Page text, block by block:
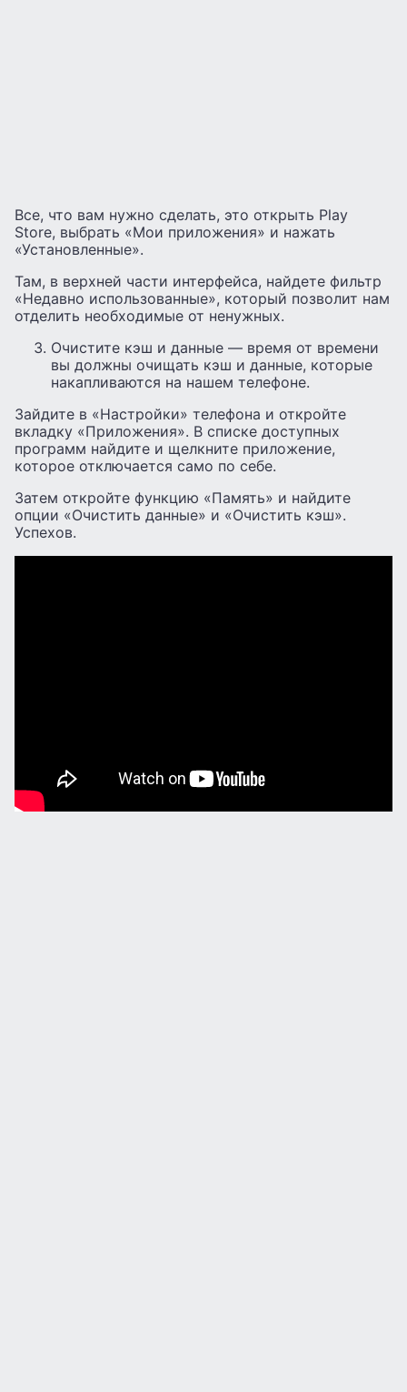
Все, что вам нужно сделать, это открыть Play
Store, выбрать «Мои приложения» и нажать
«Установленные».
Там, в верхней части интерфейса, найдете фильтр
«Недавно использованные», который позволит нам
отделить необходимые от ненужных.
Очистите кэш и данные — время от времени
вы должны очищать кэш и данные, которые
накапливаются на нашем телефоне.
Зайдите в «Настройки» телефона и откройте
вкладку «Приложения». В списке доступных
программ найдите и щелкните приложение,
которое отключается само по себе.
Затем откройте функцию «Память» и найдите
опции «Очистить данные» и «Очистить кэш».
Успехов.